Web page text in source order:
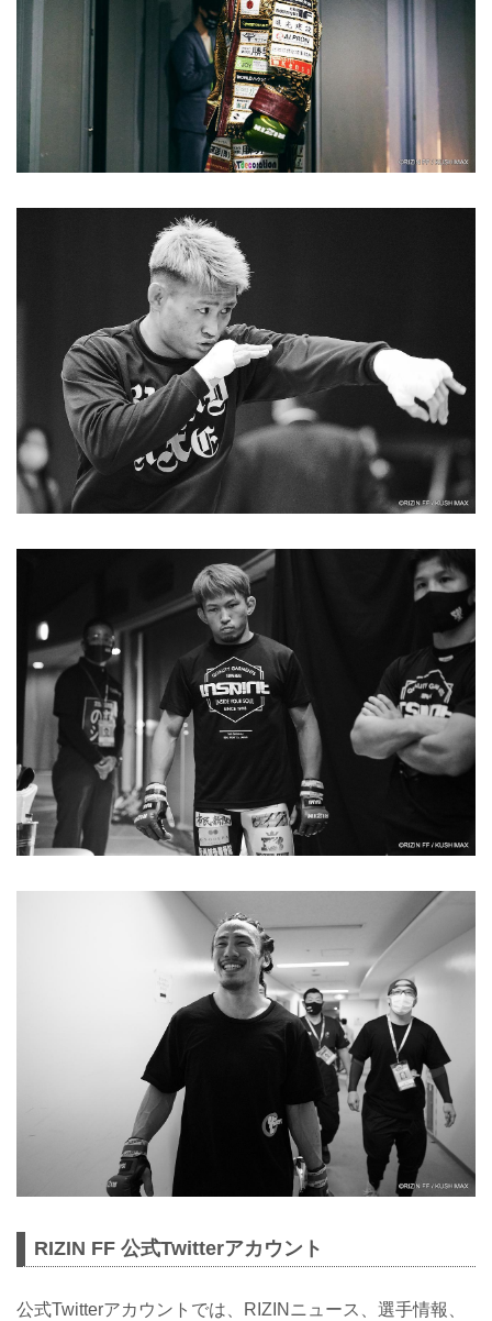
RIZIN FF 公式Twitterアカウント
公式Twitterアカウントでは、RIZINニュース、選手情報、